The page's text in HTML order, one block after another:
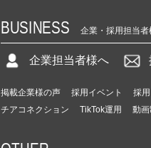
BUSINESS 企業・採用担当者
企業担当者様へ
掲載企業様の声 採用イベント 採
チアコネクション
TikTok運用 動